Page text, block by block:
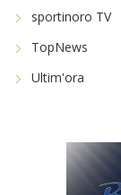
sportinoro TV
TopNews
Ultim'ora